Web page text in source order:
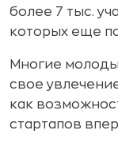
более 7 тыс.
которых еще
Многие
свое
как
стартапов